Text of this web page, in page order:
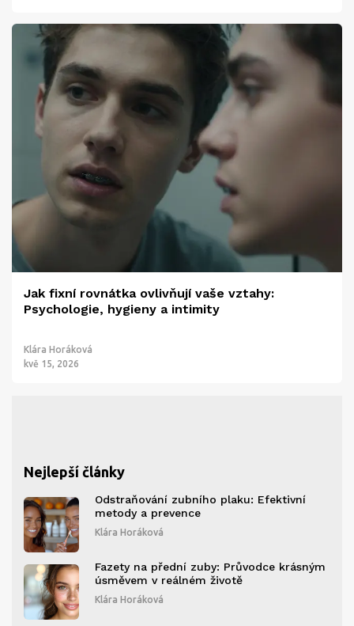
Jak fixní rovnátka ovlivňují vaše vztahy:
Psychologie, hygieny a intimity
Klára Horáková
kvě 15, 2026
Nejlepší články
Odstraňování zubního plaku: Efektivní
metody a prevence
Klára Horáková
Fazety na přední zuby: Průvodce krásným
úsměvem v reálném životě
Klára Horáková